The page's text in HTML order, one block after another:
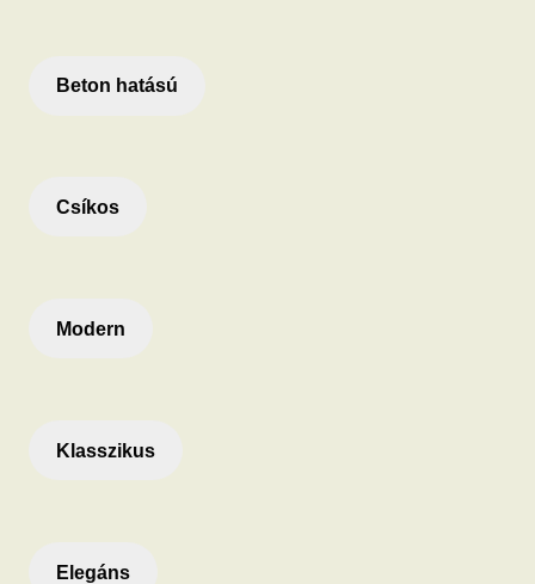
Beton hatású
Csíkos
Modern
Klasszikus
Elegáns